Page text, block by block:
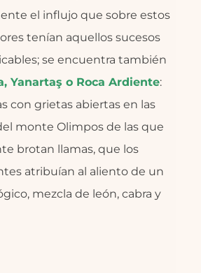
el influjo que sobre estos
tenían aquellos sucesos
se encuentra también
Yanartaş o Roca Ardiente:
con grietas abiertas en las
monte Olimpos de las que
brotan llamas, que los
atribuían al aliento de un
mezcla de león, cabra y